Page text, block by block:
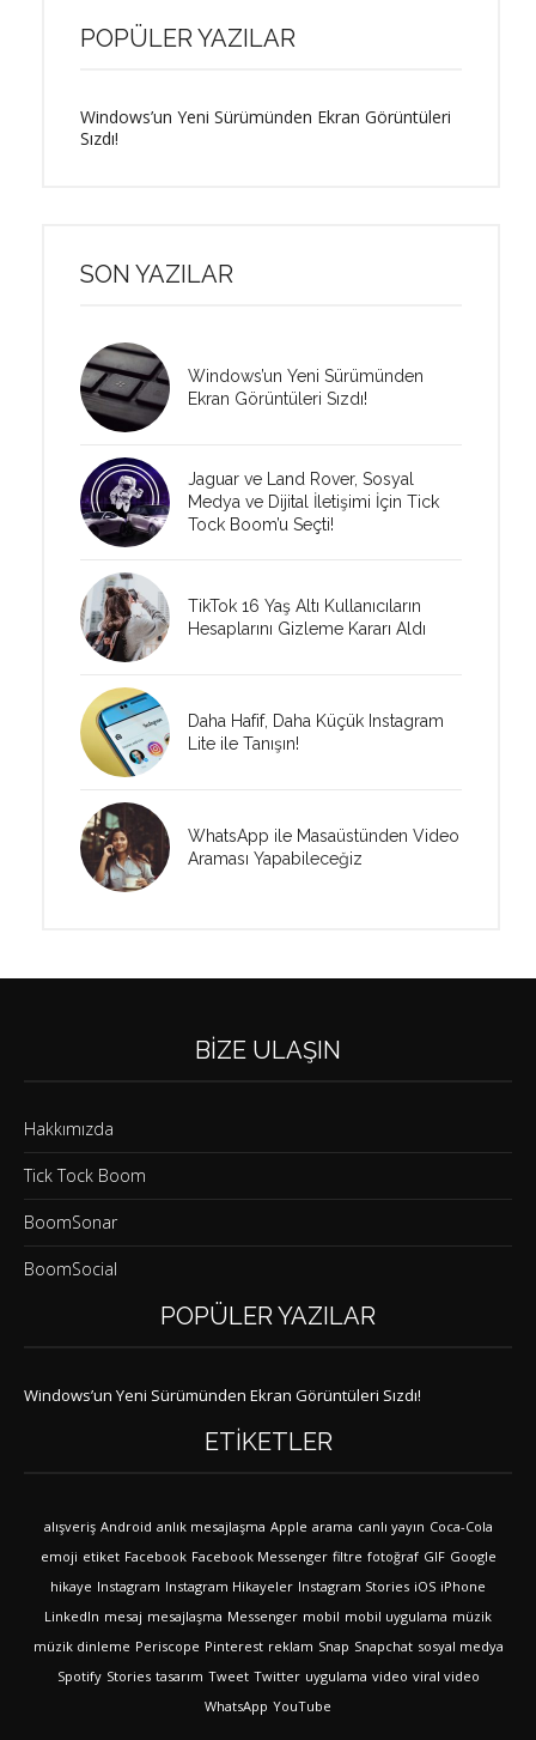
POPÜLER YAZILAR
Windows’un Yeni Sürümünden Ekran Görüntüleri
Sızdı!
SON YAZILAR
Windows’un Yeni Sürümünden
Ekran Görüntüleri Sızdı!
Jaguar ve Land Rover, Sosyal
Medya ve Dijital İletişimi İçin Tick
Tock Boom’u Seçti!
TikTok 16 Yaş Altı Kullanıcıların
Hesaplarını Gizleme Kararı Aldı
Daha Hafif, Daha Küçük Instagram
Lite ile Tanışın!
WhatsApp ile Masaüstünden Video
Araması Yapabileceğiz
BIZE ULAŞIN
Hakkımızda
Tick Tock Boom
BoomSonar
BoomSocial
POPÜLER YAZILAR
Windows’un Yeni Sürümünden Ekran Görüntüleri Sızdı!
ETIKETLER
alışveriş Android anlık mesajlaşma Apple arama canlı yayın Coca-Cola
emoji etiket Facebook Facebook Messenger filtre fotoğraf GIF Google
hikaye Instagram Instagram Hikayeler Instagram Stories iOS iPhone
LinkedIn mesaj mesajlaşma Messenger mobil mobil uygulama müzik
müzik dinleme Periscope Pinterest reklam Snap Snapchat sosyal medya
Spotify Stories tasarım Tweet Twitter uygulama video viral video
WhatsApp YouTube